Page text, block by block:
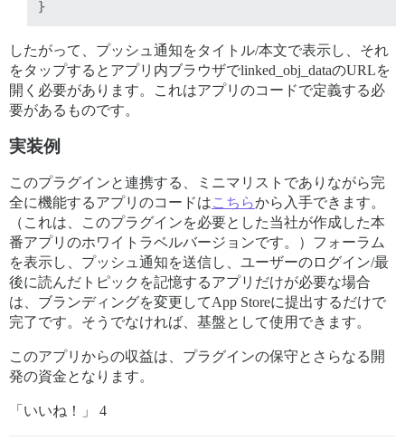
したがって、プッシュ通知をタイトル/本文で表示し、それ
をタップするとアプリ内ブラウザでlinked_obj_dataのURLを
開く必要があります。これはアプリのコードで定義する必
要があるものです。
実装例
このプラグインと連携する、ミニマリストでありながら完
全に機能するアプリのコードはこちらから入手できます。
（これは、このプラグインを必要とした当社が作成した本
番アプリのホワイトラベルバージョンです。）フォーラム
を表示し、プッシュ通知を送信し、ユーザーのログイン/最
後に読んだトピックを記憶するアプリだけが必要な場合
は、ブランディングを変更してApp Storeに提出するだけで
完了です。そうでなければ、基盤として使用できます。
このアプリからの収益は、プラグインの保守とさらなる開
発の資金となります。
「いいね！」 4